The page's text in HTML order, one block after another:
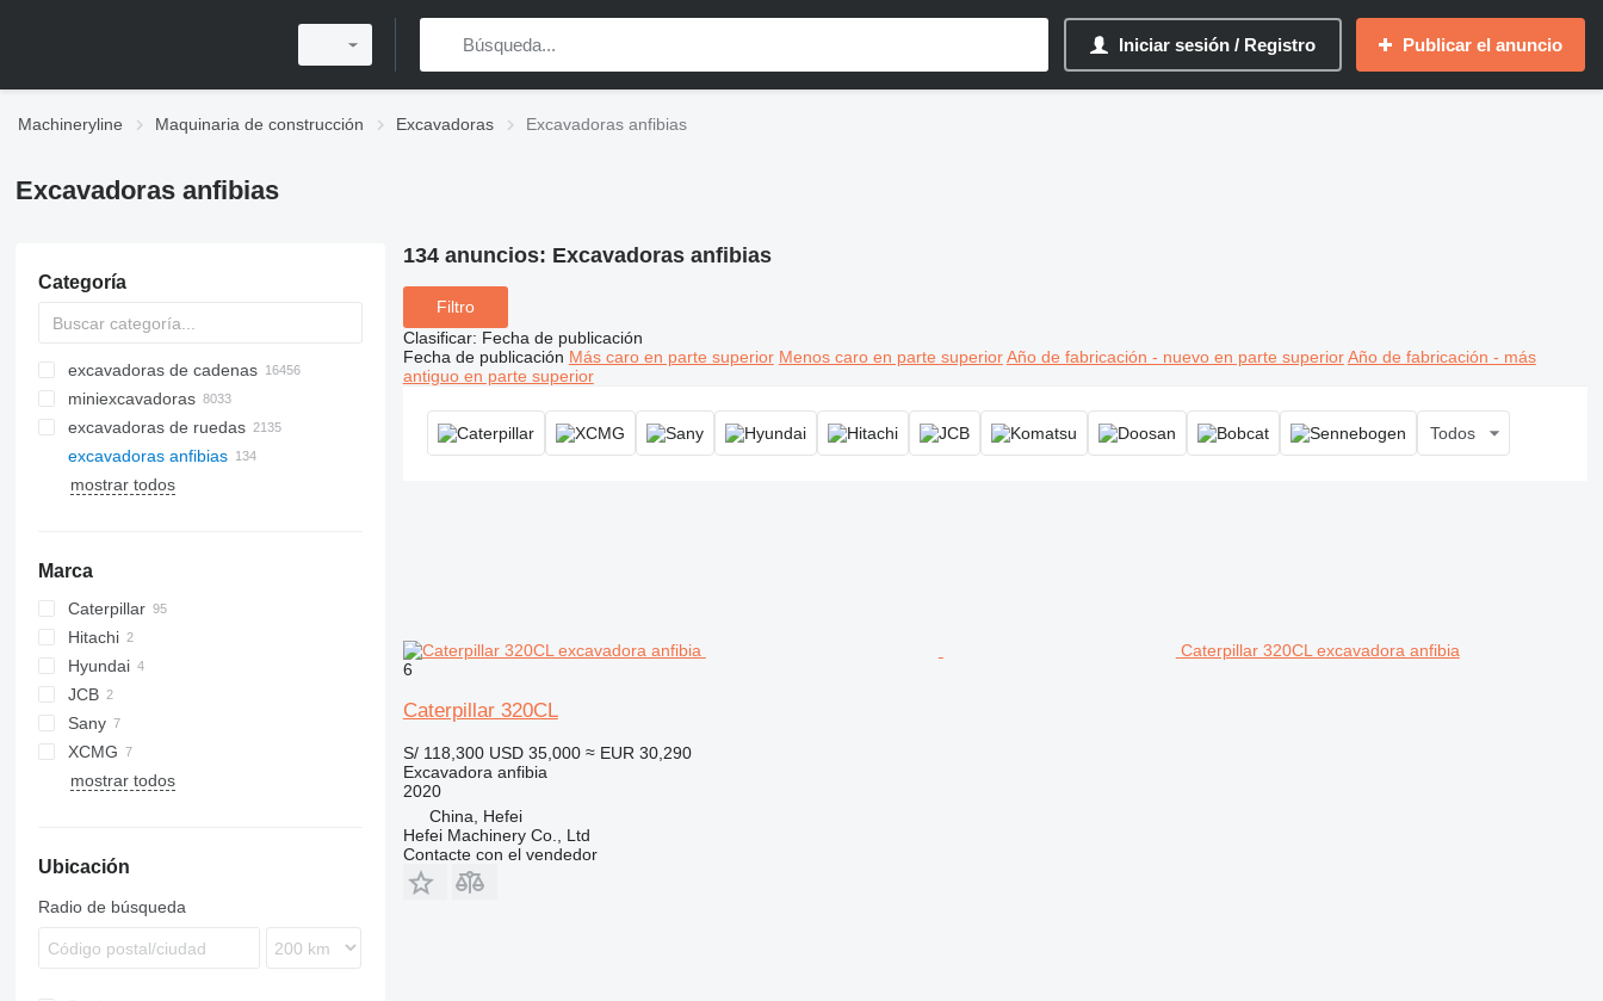
Iniciar sesión / Registro Publicar el anuncio
Machineryline Maquinaria de construcción Excavadoras Excavadoras anfibias
Excavadoras anfibias
Categoría
excavadoras de cadenas
miniexcavadoras
excavadoras de ruedas
excavadoras anfibias
mostrar todos
Marca
320
Caterpillar
320
325
330
336
DH
Hitachi
EX
ZX
Hyundai
R-series
JCB
JS
PC
Sany
830
SWE
XCMG
XE
mostrar todos
Ubicación
Radio de búsqueda
134 anuncios: Excavadoras anfibias
Filtro
Clasificar: Fecha de publicación
Fecha de publicación Más caro en parte superior Menos caro en parte superior Año de fabricación - nuevo en parte superior Año de fabricación - más
antiguo en parte superior
Todos
Caterpillar 320CL excavadora anfibia
6
Caterpillar 320CL
S/ 118,300 USD 35,000 ≈ EUR 30,290
Excavadora anfibia
2020
China, Hefei
Hefei Machinery Co., Ltd
Contacte con el vendedor